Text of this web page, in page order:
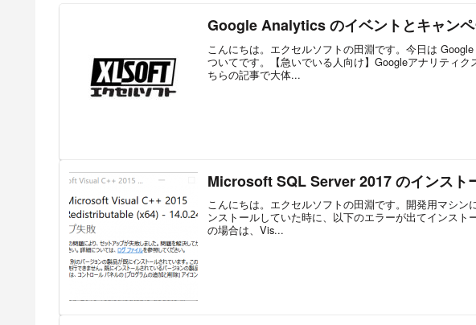
Google Analytics のイベントとキャン
こんにちは。エクセルソフトの田淵です。今日は
ついてです。【急いでいる人向け】Googleアナリティ
ちらの記事で大体...
Microsoft SQL Server 2017 のインスト
こんにちは。エクセルソフトの田淵です。開発用マシン
ンストールしていた時に、以下のエラーが出てインス
の場合は、Vis...